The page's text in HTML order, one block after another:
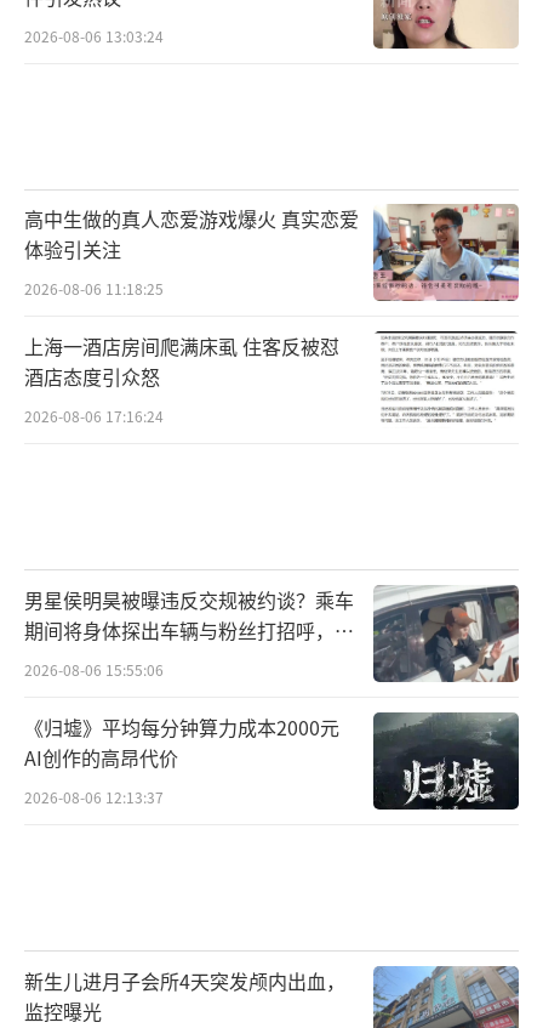
2026-08-06 13:03:24
高中生做的真人恋爱游戏爆火 真实恋爱
体验引关注
2026-08-06 11:18:25
上海一酒店房间爬满床虱 住客反被怼
酒店态度引众怒
2026-08-06 17:16:24
男星侯明昊被曝违反交规被约谈？乘车
期间将身体探出车辆与粉丝打招呼，当
地交警回应
2026-08-06 15:55:06
《归墟》平均每分钟算力成本2000元
AI创作的高昂代价
2026-08-06 12:13:37
新生儿进月子会所4天突发颅内出血，
监控曝光